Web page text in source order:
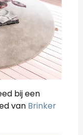
bij een
van Brinker